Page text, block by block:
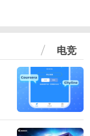
电竞